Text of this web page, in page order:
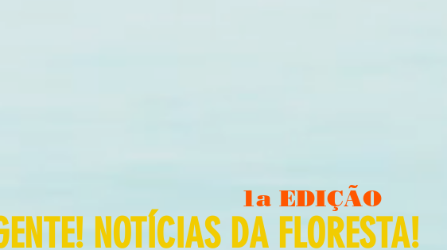
NOTÍCIAS DA FLORESTA!
1a EDIÇÃO